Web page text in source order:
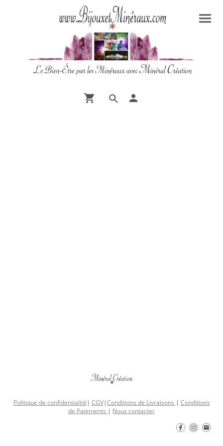
Politique de confidentialité | CGV|Conditions de Livraisons | Conditions
de Paiements | Nous contacter